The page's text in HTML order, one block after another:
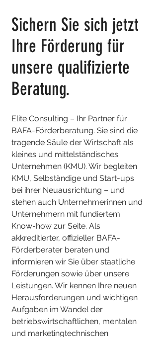
Sichern Sie sich jetzt
Ihre Förderung für
unsere qualifizierte
Beratung.
Elite Consulting – Ihr Partner für
BAFA-Förderberatung. Sie sind die
tragende Säule der Wirtschaft als
kleines und mittelständisches
Unternehmen (KMU). Wir begleiten
KMU, Selbständige und Start-ups
bei ihrer Neuausrichtung – und
stehen auch Unternehmerinnen und
Unternehmern mit fundiertem
Know-how zur Seite. Als
akkreditierter, offizieller BAFA-
Förderberater beraten und
informieren wir Sie über staatliche
Förderungen sowie über unsere
Leistungen. Wir kennen Ihre neuen
Herausforderungen und wichtigen
Aufgaben im Wandel der
betriebswirtschaftlichen, mentalen
und marketingtechnischen